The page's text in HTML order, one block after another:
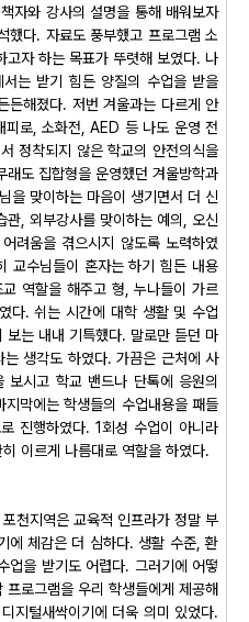
자와 강사의 설명을 통해 배워보자
했다. 자료도 풍부했고 프로그램 소
고자 하는 목표가 뚜렷해 보였다. 나
는 받기 힘든 양질의 수업을 받을
든해졌다. 저번 겨울과는 다르게 안
로, 소화전, AED 등 나도 운영 전
정착되지 않은 학교의 안전의식을
도 집합형을 운영했던 겨울방학과
을 맞이하는 마음이 생기면서 더 신
, 외부강사를 맞이하는 예의, 오신
려움을 겪으시지 않도록 노력하였
교수님들이 혼자는 하기 힘든 내용
역할을 해주고 형, 누나들이 가르
다. 쉬는 시간에 대학 생활 및 수업
보는 내내 기특했다. 말로만 듣던 마
생각도 하였다. 가끔은 근처에 사
보시고 학교 밴드나 단톡에 응원의
막에는 학생들의 수업내용을 패들
진행하였다. 1회성 수업이 아니라
이르게 나름대로 역할을 하였다.
천지역은 교육적 인프라가 정말 부
에 체감은 더 심하다. 생활 수준, 환
업을 받기도 어렵다. 그러기에 어떻
로그램을 우리 학생들에게 제공해
지털새싹이기에 더욱 의미 있었다.